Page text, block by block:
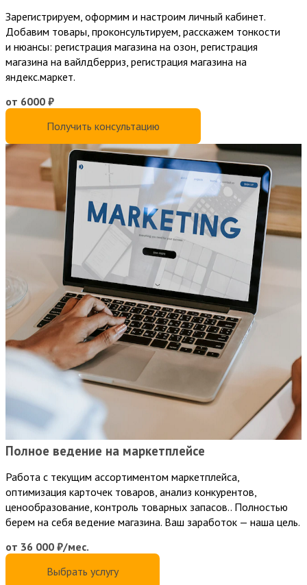
Зарегистрируем, оформим и настроим личный кабинет.
Добавим товары, проконсультируем, расскажем тонкости
и нюансы: регистрация магазина на озон, регистрация
магазина на вайлдберриз, регистрация магазина на
яндекс.маркет.
от 6000 ₽
Получить консультацию
Полное ведение на маркетплейсе
Работа с текущим ассортиментом маркетплейса,
оптимизация карточек товаров, анализ конкурентов,
ценообразование, контроль товарных запасов.. Полностью
берем на себя ведение магазина. Ваш заработок — наша цель.
от 36 000 ₽/мес.
Выбрать услугу